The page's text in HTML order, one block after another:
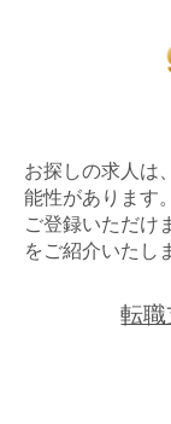
WEB（デ
コンピュ
半導体
お探しの求人は
能性があります。
ご登録いただけ
をご紹介いたし
転